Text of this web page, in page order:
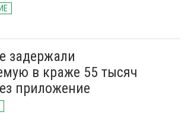
задержали
в краже 55 тысяч
приложение